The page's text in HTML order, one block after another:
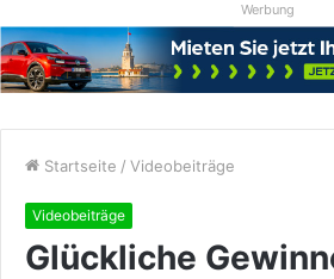
Werbung
Startseite / Videobeiträge
Videobeiträge
Glückliche